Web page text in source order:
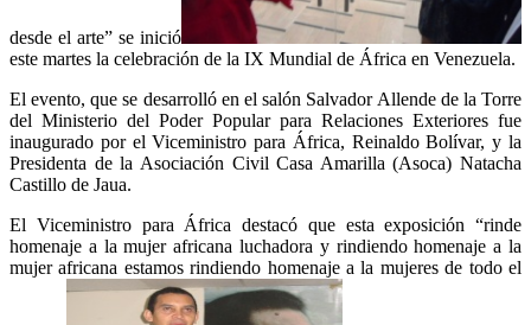
desde el arte” se inició
este martes la celebración de la IX Mundial de África en Venezuela.
El evento, que se desarrolló en el salón Salvador Allende de la Torre
del Ministerio del Poder Popular para Relaciones Exteriores fue
inaugurado por el Viceministro para África, Reinaldo Bolívar, y la
Presidenta de la Asociación Civil Casa Amarilla (Asoca) Natacha
Castillo de Jaua.
El Viceministro para África destacó que esta exposición “rinde
homenaje a la mujer africana luchadora y rindiendo homenaje a la
mujer africana estamos rindiendo homenaje a la mujeres de todo el